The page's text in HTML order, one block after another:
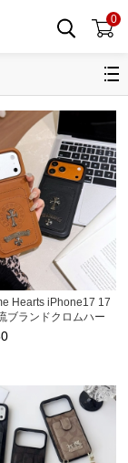
0
Hearts iPhone17 17
ブランドクロムハー
17プロ/17Pro Max保
用
15Pro Maxケース キス
ン14/14Pro/14Pro
バー 激安海外通販